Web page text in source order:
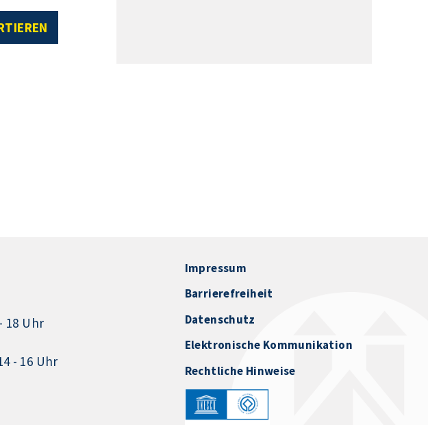
18 Uhr
- 16 Uhr
Impressum
Barrierefreiheit
Datenschutz
Elektronische Kommunikation
Rechtliche Hinweise